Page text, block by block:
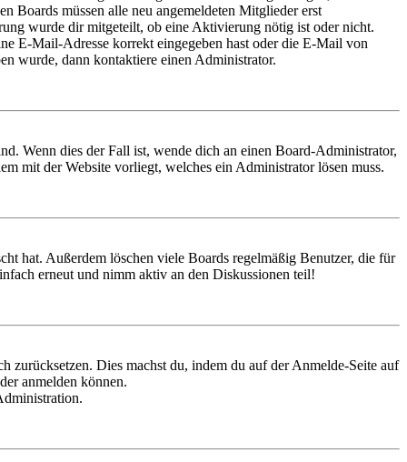
Boards müssen alle neu angemeldeten Mitglieder erst
wurde dir mitgeteilt, ob eine Aktivierung nötig ist oder nicht.
E-Mail-Adresse korrekt eingegeben hast oder die E-Mail von
wurde, dann kontaktiere einen Administrator.
Wenn dies der Fall ist, wende dich an einen Board-Administrator,
mit der Website vorliegt, welches ein Administrator lösen muss.
hat. Außerdem löschen viele Boards regelmäßig Benutzer, die für
erneut und nimm aktiv an den Diskussionen teil!
Dies machst du, indem du auf der Anmelde-Seite auf
anmelden können.